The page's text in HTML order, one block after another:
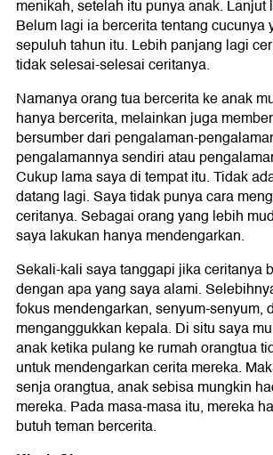
menikah, setelah itu punya anak. Lanjut
Belum lagi ia bercerita tentang cucunya
sepuluh tahun itu. Lebih panjang lagi
tidak selesai-selesai ceritanya.
Namanya orang tua bercerita ke anak
hanya bercerita, melainkan juga
bersumber dari pengalaman-
pengalamannya sendiri atau
Cukup lama saya di tempat itu. Tidak
datang lagi. Saya tidak punya cara
ceritanya. Sebagai orang yang lebih
saya lakukan hanya mendengarkan.
Sekali-kali saya tanggapi jika ceritanya
dengan apa yang saya alami.
fokus mendengarkan, senyum-senyum,
menganggukkan kepala. Di situ saya
anak ketika pulang ke rumah orangtua
untuk mendengarkan cerita mereka.
senja orangtua, anak sebisa mungkin
mereka. Pada masa-masa itu, mereka
butuh teman bercerita.